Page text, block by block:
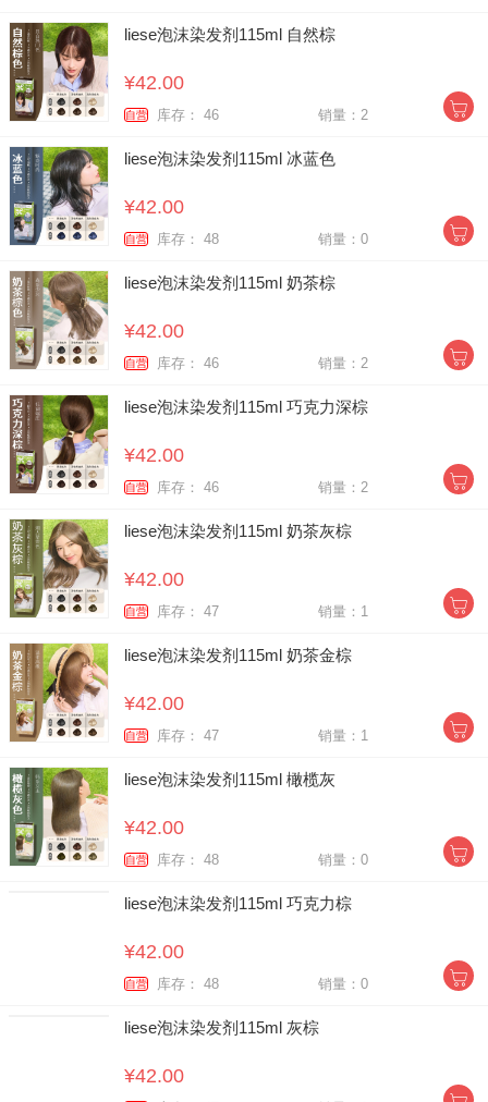
liese泡沫染发剂115ml 自然棕
¥42.00
自营 库存： 46 销量：2
liese泡沫染发剂115ml 冰蓝色
¥42.00
自营 库存： 48 销量：0
liese泡沫染发剂115ml 奶茶棕
¥42.00
自营 库存： 46 销量：2
liese泡沫染发剂115ml 巧克力深棕
¥42.00
自营 库存： 46 销量：2
liese泡沫染发剂115ml 奶茶灰棕
¥42.00
自营 库存： 47 销量：1
liese泡沫染发剂115ml 奶茶金棕
¥42.00
自营 库存： 47 销量：1
liese泡沫染发剂115ml 橄榄灰
¥42.00
自营 库存： 48 销量：0
liese泡沫染发剂115ml 巧克力棕
¥42.00
自营 库存： 48 销量：0
liese泡沫染发剂115ml 灰棕
¥42.00